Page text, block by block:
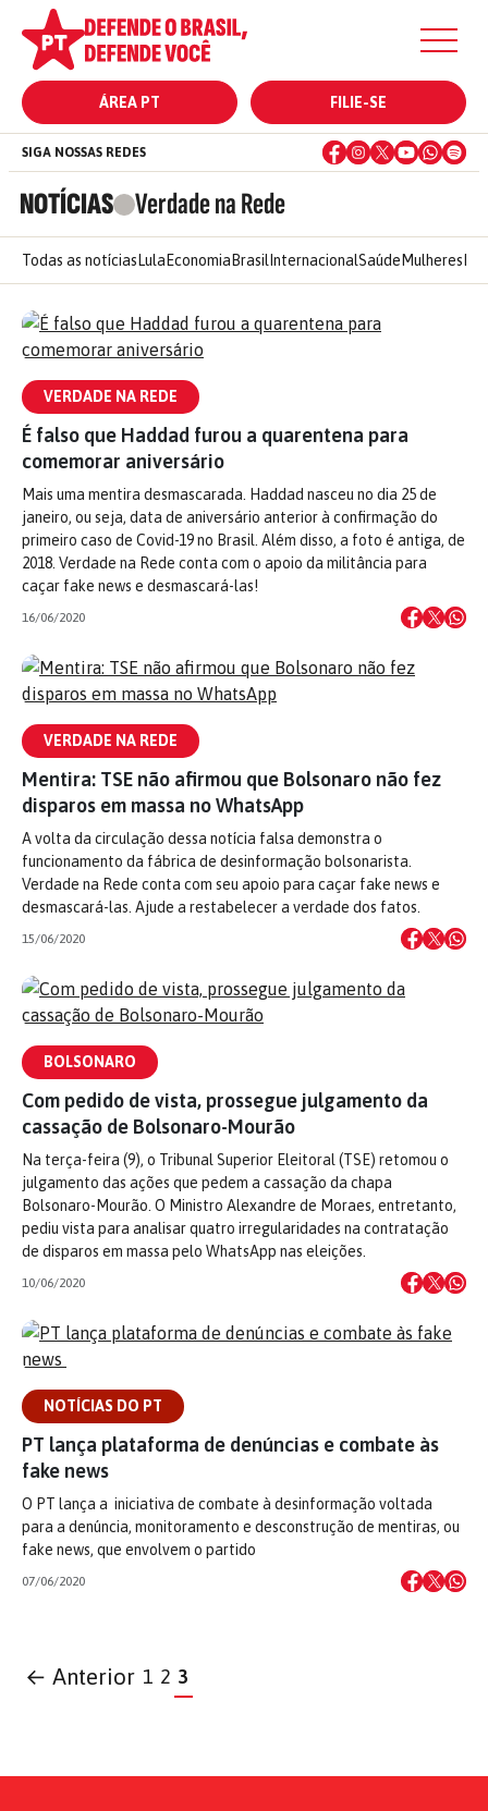
ÁREA PT FILIE-SE
NOTÍCIAS Verdade na Rede
SIGA NOSSAS REDES
Todas as notícias Lula Economia Brasil InternacionalSaúde Mulheres
VERDADE NA REDE
É falso que Haddad furou a quarentena para
comemorar aniversário
Mais uma mentira desmascarada. Haddad nasceu no dia 25 de
janeiro, ou seja, data de aniversário anterior à confirmação do
primeiro caso de Covid-19 no Brasil. Além disso, a foto é antiga, de
2018. Verdade na Rede conta com o apoio da militância para
caçar fake news e desmascará-las!
16/06/2020
VERDADE NA REDE
Mentira: TSE não afirmou que Bolsonaro não fez
disparos em massa no WhatsApp
A volta da circulação dessa notícia falsa demonstra o
funcionamento da fábrica de desinformação bolsonarista.
Verdade na Rede conta com seu apoio para caçar fake news e
desmascará-las. Ajude a restabelecer a verdade dos fatos.
15/06/2020
BOLSONARO
Com pedido de vista, prossegue julgamento da
cassação de Bolsonaro-Mourão
Na terça-feira (9), o Tribunal Superior Eleitoral (TSE) retomou o
julgamento das ações que pedem a cassação da chapa
Bolsonaro-Mourão. O Ministro Alexandre de Moraes, entretanto,
pediu vista para analisar quatro irregularidades na contratação
de disparos em massa pelo WhatsApp nas eleições.
10/06/2020
NOTÍCIAS DO PT
PT lança plataforma de denúncias e combate às
fake news
O PT lança a iniciativa de combate à desinformação voltada
para a denúncia, monitoramento e desconstrução de mentiras, ou
fake news, que envolvem o partido
07/06/2020
← Anterior 1 2 3